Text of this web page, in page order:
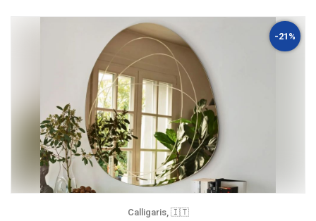
-21%
Calligaris, 🇮🇹